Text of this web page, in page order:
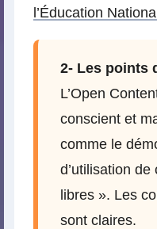
l’Éducation
2- Les points
L’Open
conscient et
comme le
d’utilisation
libres ». Les
sont claires.